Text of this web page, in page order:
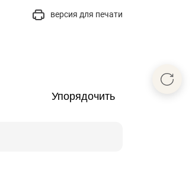
версия для печати
Упорядочить